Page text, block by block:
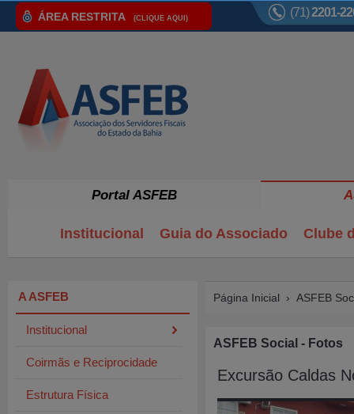
ÁREA RESTRITA (CLIQUE AQUI) (71)2201-
Portal ASFEB
Institucional Guia do Associado Clube
A ASFEB
Institucional
Coirmãs e Reciprocidade
Estrutura Física
Página Inicial › ASFEB
ASFEB Social - Fotos
Excursão Caldas